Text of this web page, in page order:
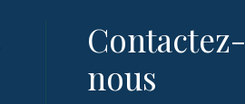
Contactez-
nous